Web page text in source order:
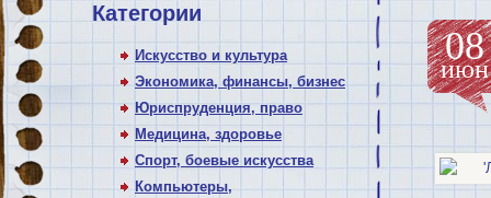
Категории
Искусство и культура
Экономика, финансы, бизнес
Юриспруденция, право
Медицина, здоровье
Спорт, боевые искусства
Компьютеры,
08
июн